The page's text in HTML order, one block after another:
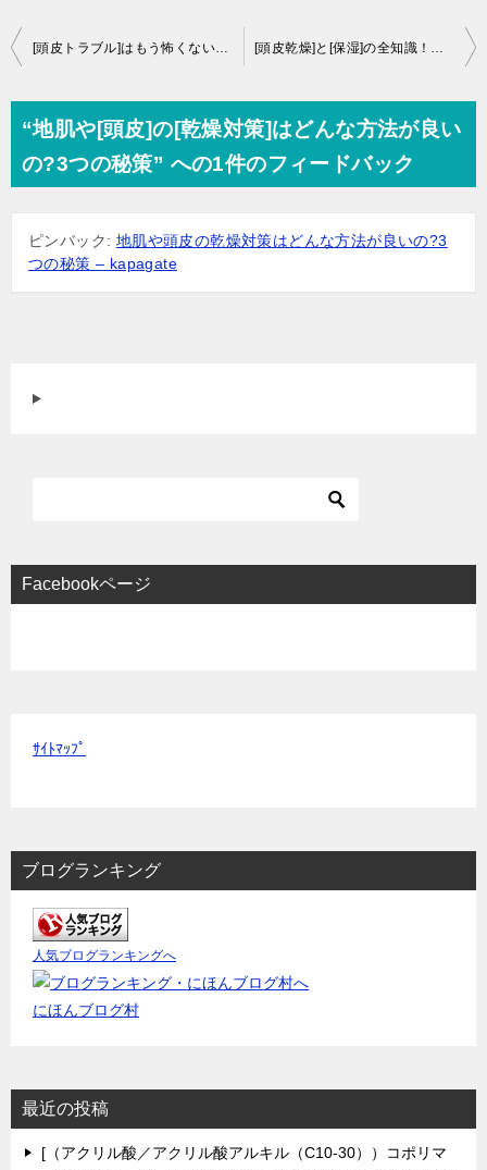
投
ゲ
シ
[頭皮トラブル]はもう怖くない！フケ・かゆみ・ニオイ・薄毛…原因と対策を徹底解剖して健やか美髪を育む秘訣！「美容専門家が解説！」 [頭皮乾燥]と[保湿]の全知識！かゆみ・フケ・薄毛を改善する正しいケア【成分専門家が伝授】
“地肌や[頭皮]の[乾燥対策]はどんな方法が良い
の?3つの秘策” への1件のフィードバック
ピンバック: 地肌や頭皮の乾燥対策はどんな方法が良いの?3
つの秘策 – kapagate
Facebookページ
ｻｲﾄﾏｯﾌﾟ
ブログランキング
人気ブログランキングへ
にほんブログ村
最近の投稿
[（アクリル酸／アクリル酸アルキル（C10-30））コポリマ